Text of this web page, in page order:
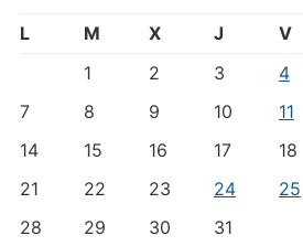
L M X J V
1
2 3 4
7
8 9 10 11
14
15 16 17 18
21
22 23 24 25
28
29 30 31